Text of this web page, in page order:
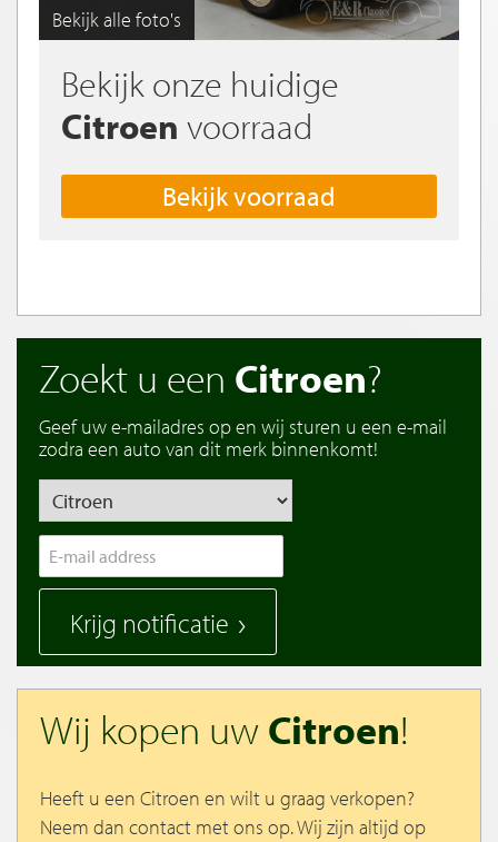
Bekijk alle foto's
Bekijk onze huidige
Citroen voorraad
Bekijk voorraad
Zoekt u een Citroen?
Geef uw e-mailadres op en wij sturen u een e-mail
zodra een auto van dit merk binnenkomt!
Krijg notificatie
Wij kopen uwCitroen!
Heeft u een Citroen en wilt u graag verkopen?
Neem dan contact met ons op. Wij zijn altijd op